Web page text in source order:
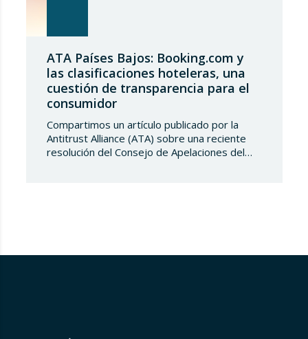
ATA Países Bajos: Booking.com y
las clasificaciones hoteleras, una
cuestión de transparencia para el
consumidor
Compartimos un artículo publicado por la
Antitrust Alliance (ATA) sobre una reciente
resolución del Consejo de Apelaciones del